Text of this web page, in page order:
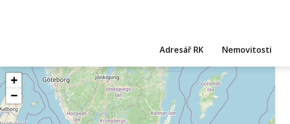
Adresář RK Nemovitosti
+
−